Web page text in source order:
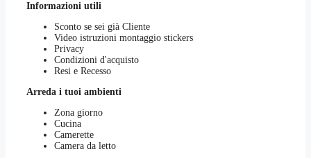
Informazioni utili
Sconto se sei già Cliente
Video istruzioni montaggio stickers
Privacy
Condizioni d'acquisto
Resi e Recesso
Arreda i tuoi ambienti
Zona giorno
Cucina
Camerette
Camera da letto